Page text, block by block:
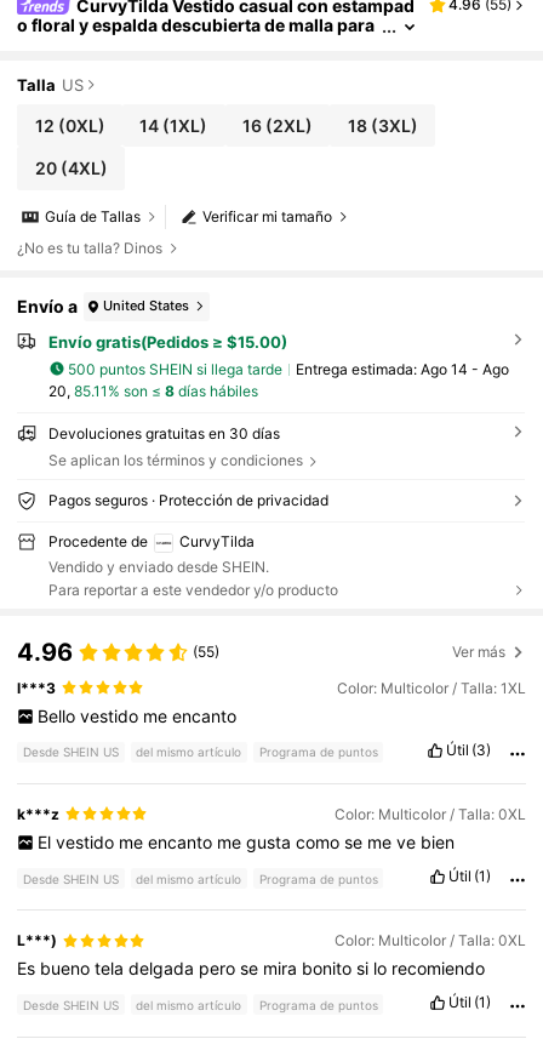
CurvyTilda Vestido casual con estampad
o floral y espalda descubierta de malla para
4.96 (55)
Talla US
12 (0XL) 14 (1XL) 16(2XL) 18(3XL)
20(4XL)
Verificar mi tamaño
Guía de Tallas
¿No es tu talla? Dinos
Envío a United States
Envío gratis(Pedidos ≥ $15.00)
500 puntos SHEIN si llega tarde Entrega estimada: Ago 14 - Ago
20, 85.11% son ≤ 8días hábiles
Devoluciones gratuitas en 30 días
Se aplican los términos y condiciones
Pagos seguros · Protección de privacidad
Procedente de
CurvyTilda
Vendido y enviado desde SHEIN.
Para reportar a este vendedor y/o producto
4.96 (55) Ver más
l***3 Color: Multicolor / Talla: 1XL
Bello vestido me encanto
Desde SHEIN US del mismo artículo Programa de puntos Útil (3)
k***z Color: Multicolor / Talla: 0XL
El vestido me encanto me gusta como se me ve bien
Desde SHEIN US del mismo artículo Programa de puntos Útil (1)
L***) Color: Multicolor / Talla: 0XL
Es buenoteladelgada perose mira bonitosi lo recomiendo
Desde SHEIN US del mismo artículo Programa de puntos Útil (1)